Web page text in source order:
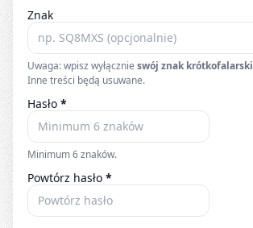
Znak
Uwaga: wpisz wyłącznie swój znak krótkofalarski
Inne treści będą usuwane.
Hasło *
Minimum 6 znaków.
Powtórz hasło *